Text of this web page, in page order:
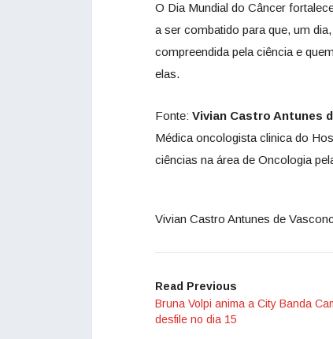
O Dia Mundial do Câncer
a ser combatido para que, um
compreendida pela ciência e
elas.
Fonte: Vivian Castro Antunes
Médica oncologista clinica do
ciências na área de Oncologia
Vivian Castro Antunes de
Read Previous
Bruna Volpi anima a City Banda
desfile no dia 15